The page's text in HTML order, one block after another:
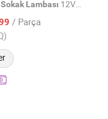
Sokak Lambası 12V
/ Parça
Group Co., Ltd.